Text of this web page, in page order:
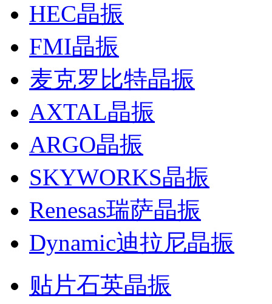
HEC晶振
FMI晶振
麦克罗比特晶振
AXTAL晶振
ARGO晶振
SKYWORKS晶振
Renesas瑞萨晶振
Dynamic迪拉尼晶振
贴片石英晶振